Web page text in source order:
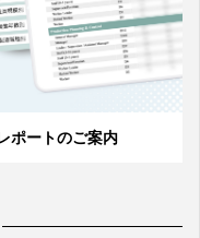
ポートのご案内